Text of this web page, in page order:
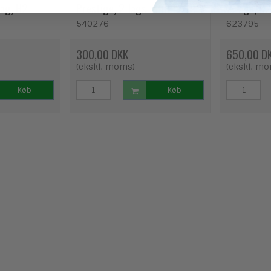
Køb
Prestige, 2-lags - 3000 ark
540276
300,00 DKK
(ekskl. moms)
Køb
2-lags,
623795
650,00
(ekskl.